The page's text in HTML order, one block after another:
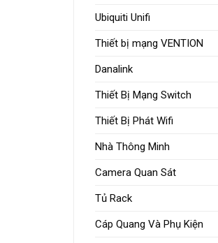
Ubiquiti Unifi
Thiết bị mạng VENTION
Danalink
Thiết Bị Mạng Switch
Thiết Bị Phát Wifi
Nhà Thông Minh
Camera Quan Sát
Tủ Rack
Cáp Quang Và Phụ Kiện